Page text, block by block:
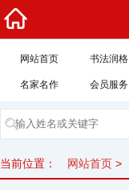
网站首页 书法润格
名家名作 会员服务
当前位置： 网站首页 >